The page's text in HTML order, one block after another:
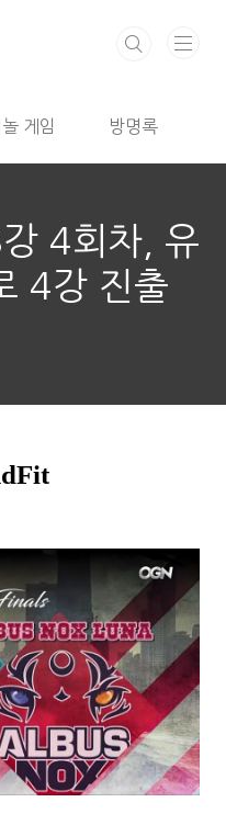
게임 방명록
4회차, 유
4강 진출